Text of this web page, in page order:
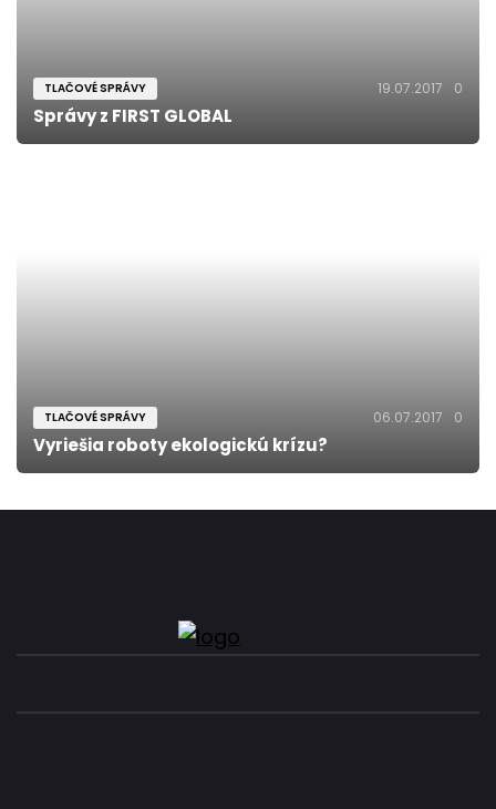
TLAČOVÉ SPRÁVY 19.07.2017 0
Správy z FIRST GLOBAL
TLAČOVÉ SPRÁVY 06.07.2017 0
Vyriešia roboty ekologickú krízu?